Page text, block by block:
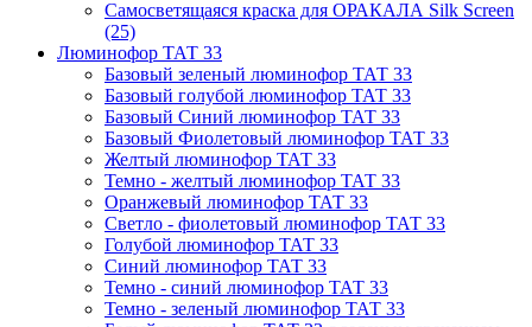
Самосветящаяся краска для ОРАКАЛА Silk Screen
(25)
Люминофор ТАТ 33
Базовый зеленый люминофор ТАТ 33
Базовый голубой люминофор ТАТ 33
Базовый Синий люминофор ТАТ 33
Базовый Фиолетовый люминофор ТАТ 33
Желтый люминофор ТАТ 33
Темно - желтый люминофор ТАТ 33
Оранжевый люминофор ТАТ 33
Светло - фиолетовый люминофор ТАТ 33
Голубой люминофор ТАТ 33
Синий люминофор ТАТ 33
Темно - синий люминофор ТАТ 33
Темно - зеленый люминофор ТАТ 33